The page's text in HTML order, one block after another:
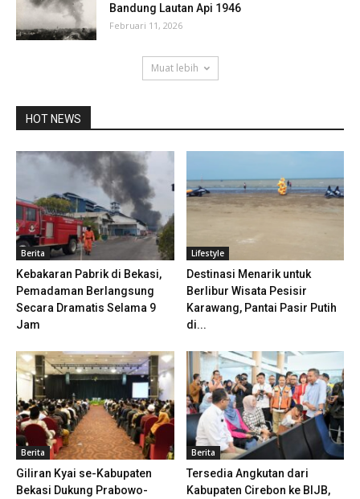
Bandung Lautan Api 1946
Februari 11, 2026
Muat lebih
HOT NEWS
Berita
Kebakaran Pabrik di Bekasi,
Pemadaman Berlangsung
Secara Dramatis Selama 9
Jam
Lifestyle
Destinasi Menarik untuk
Berlibur Wisata Pesisir
Karawang, Pantai Pasir Putih
di...
Berita
Giliran Kyai se-Kabupaten
Bekasi Dukung Prabowo-
Berita
Tersedia Angkutan dari
Kabupaten Cirebon ke BIJB,